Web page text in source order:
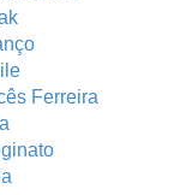
Ferreira